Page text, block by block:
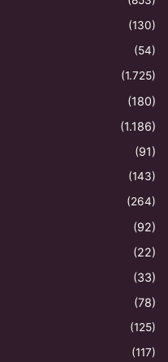
(130)
(54)
(1.725)
(180)
(1.186)
(91)
(143)
(264)
(92)
(22)
(33)
(78)
(125)
(117)